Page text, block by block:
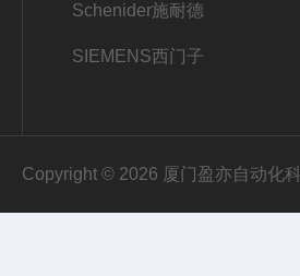
Schenider施耐德
SIEMENS西门子
Copyright © 2026 厦门盈亦自动化